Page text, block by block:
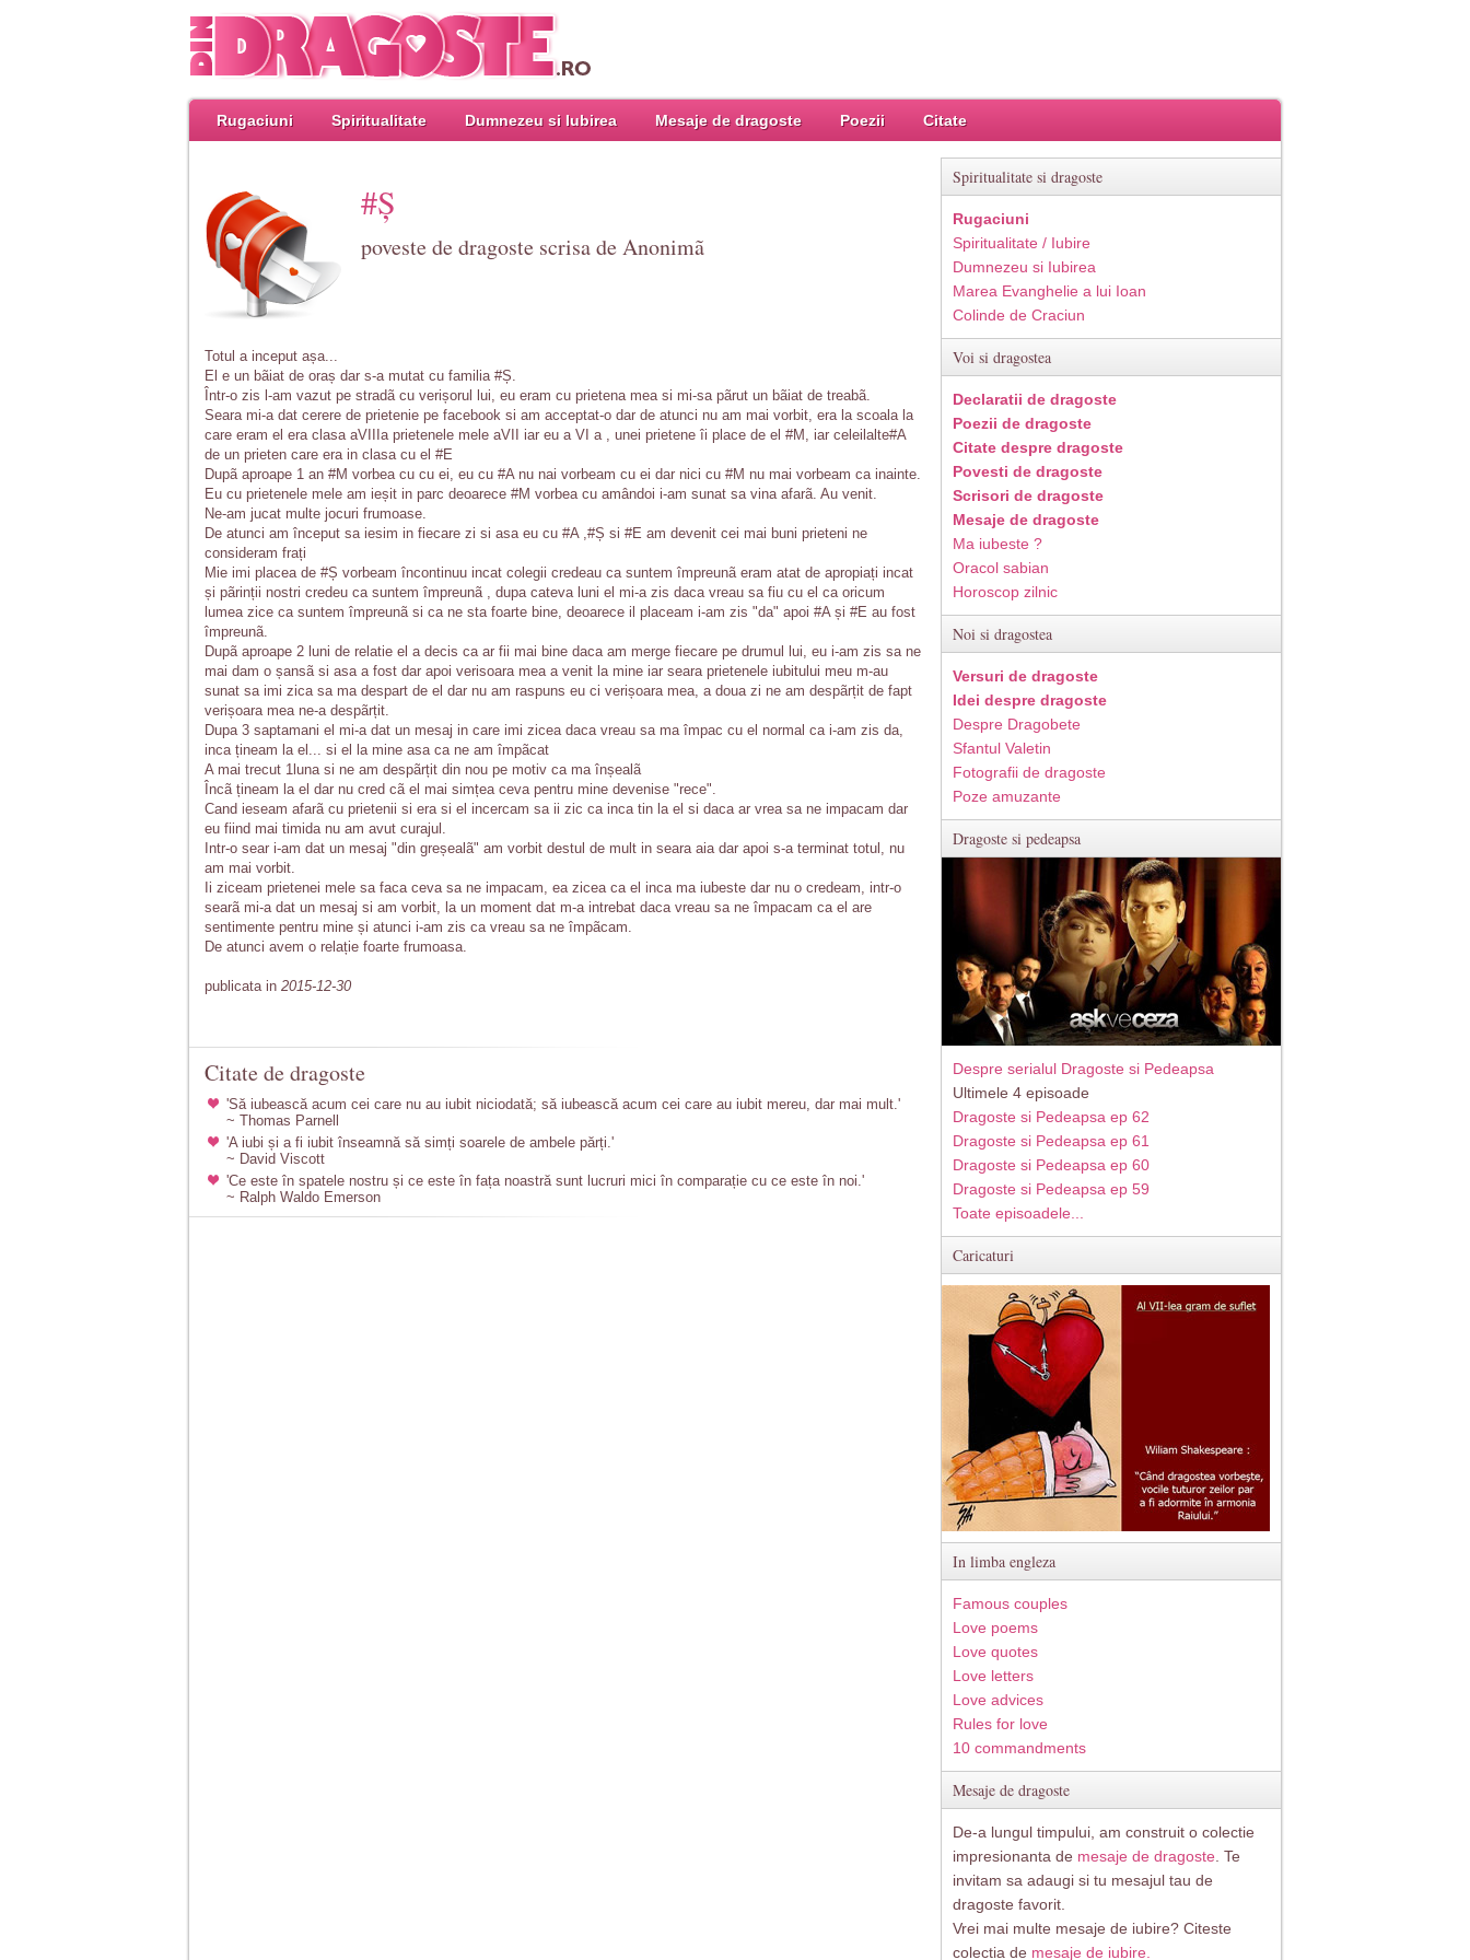
Rugaciuni Spiritualitate Dumnezeu si Iubirea Mesaje de dragoste Poezii Citate
#Ș
poveste de dragoste scrisa de Anonimã
Totul a inceput așa...
El e un bãiat de oraș dar s-a mutat cu familia #Ș.
Într-o zis l-am vazut pe stradã cu verișorul lui, eu eram cu prietena mea si mi-sa pãrut un bãiat de treabã.
Seara mi-a dat cerere de prietenie pe facebook si am acceptat-o dar de atunci nu am mai vorbit, era la scoala la
care eram el era clasa aVIIIa prietenele mele aVII iar eu a VI a , unei prietene îi place de el #M, iar celeilalte#A
de un prieten care era in clasa cu el #E
Dupã aproape 1 an #M vorbea cu cu ei, eu cu #A nu nai vorbeam cu ei dar nici cu #M nu mai vorbeam ca inainte.
Eu cu prietenele mele am ieșit in parc deoarece #M vorbea cu amândoi i-am sunat sa vina afarã. Au venit.
Ne-am jucat multe jocuri frumoase.
De atunci am început sa iesim in fiecare zi si asa eu cu #A ,#Ș si #E am devenit cei mai buni prieteni ne
consideram frați
Mie imi placea de #Ș vorbeam încontinuu incat colegii credeau ca suntem împreunã eram atat de apropiați incat
și pãrinții nostri credeu ca suntem împreunã , dupa cateva luni el mi-a zis daca vreau sa fiu cu el ca oricum
lumea zice ca suntem împreunã si ca ne sta foarte bine, deoarece il placeam i-am zis "da" apoi #A și #E au fost
împreunã.
Dupã aproape 2 luni de relatie el a decis ca ar fii mai bine daca am merge fiecare pe drumul lui, eu i-am zis sa ne
mai dam o șansã si asa a fost dar apoi verisoara mea a venit la mine iar seara prietenele iubitului meu m-au
sunat sa imi zica sa ma despart de el dar nu am raspuns eu ci verișoara mea, a doua zi ne am despãrțit de fapt
verișoara mea ne-a despãrțit.
Dupa 3 saptamani el mi-a dat un mesaj in care imi zicea daca vreau sa ma împac cu el normal ca i-am zis da,
inca țineam la el... si el la mine asa ca ne am împãcat
A mai trecut 1luna si ne am despãrțit din nou pe motiv ca ma înșealã
Încã țineam la el dar nu cred cã el mai simțea ceva pentru mine devenise "rece".
Cand ieseam afarã cu prietenii si era si el incercam sa ii zic ca inca tin la el si daca ar vrea sa ne impacam dar
eu fiind mai timida nu am avut curajul.
Intr-o sear i-am dat un mesaj "din greșealã" am vorbit destul de mult in seara aia dar apoi s-a terminat totul, nu
am mai vorbit.
Ii ziceam prietenei mele sa faca ceva sa ne impacam, ea zicea ca el inca ma iubeste dar nu o credeam, intr-o
searã mi-a dat un mesaj si am vorbit, la un moment dat m-a intrebat daca vreau sa ne împacam ca el are
sentimente pentru mine și atunci i-am zis ca vreau sa ne împãcam.
De atunci avem o relație foarte frumoasa.
publicata in 2015-12-30
Citate de dragoste
'Să iubească acum cei care nu au iubit niciodată; să iubească acum cei care au iubit mereu, dar mai mult.'
~ Thomas Parnell
'A iubi și a fi iubit înseamnă să simți soarele de ambele părți.'
~ David Viscott
'Ce este în spatele nostru și ce este în fața noastră sunt lucruri mici în comparație cu ce este în noi.'
~ Ralph Waldo Emerson
Spiritualitate si dragoste
Rugaciuni
Spiritualitate / Iubire
Dumnezeu si Iubirea
Marea Evanghelie a lui Ioan
Colinde de Craciun
Voi si dragostea
Declaratii de dragoste
Poezii de dragoste
Citate despre dragoste
Povesti de dragoste
Scrisori de dragoste
Mesaje de dragoste
Ma iubeste ?
Oracol sabian
Horoscop zilnic
Noi si dragostea
Versuri de dragoste
Idei despre dragoste
Despre Dragobete
Sfantul Valetin
Fotografii de dragoste
Poze amuzante
Dragoste si pedeapsa
Despre serialul Dragoste si Pedeapsa
Ultimele 4 episoade
Dragoste si Pedeapsa ep 62
Dragoste si Pedeapsa ep 61
Dragoste si Pedeapsa ep 60
Dragoste si Pedeapsa ep 59
Toate episoadele...
Caricaturi
In limba engleza
Famous couples
Love poems
Love quotes
Love letters
Love advices
Rules for love
10 commandments
Mesaje de dragoste
De-a lungul timpului, am construit o colectie
impresionanta de mesaje de dragoste . Te
invitam sa adaugi si tu mesajul tau de
dragoste favorit.
Vrei mai multe mesaje de iubire? Citeste
colectia de mesaje de iubire.